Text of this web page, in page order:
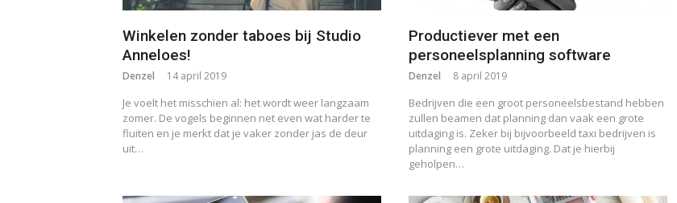
Winkelen zonder taboes bij Studio
Anneloes!
Denzel 14 april 2019
Je voelt het misschien al: het wordt weer langzaam
zomer. De vogels beginnen net even wat harder te
fluiten en je merkt dat je vaker zonder jas de deur
uit…
Productiever met een
personeelsplanning software
Denzel 8 april 2019
Bedrijven die een groot personeelsbestand hebben
zullen beamen dat planning dan vaak een grote
uitdaging is. Zeker bij bijvoorbeeld taxi bedrijven is
planning een grote uitdaging. Dat je hierbij
geholpen…